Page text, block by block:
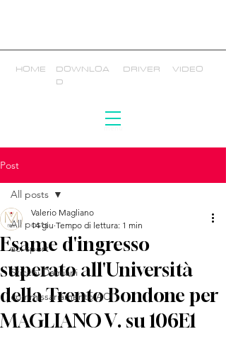
menù
DOWNLOA
D
HOME DRIVER VIDEO
Post
All posts
aci sport
Sticchi Damiani
commissariamento ACI
All posts
Esame d'ingresso
superato all'Università
della Trento Bondone per
MAGLIANO V. su 106E1
Valerio Magliano
14 giu Tempo di lettura: 1 min